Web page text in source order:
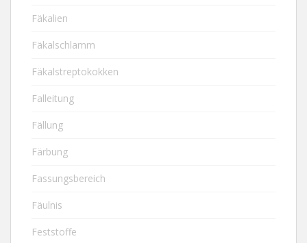
Fäkalien
Fäkalschlamm
Fäkalstreptokokken
Falleitung
Fällung
Färbung
Fassungsbereich
Fäulnis
Feststoffe